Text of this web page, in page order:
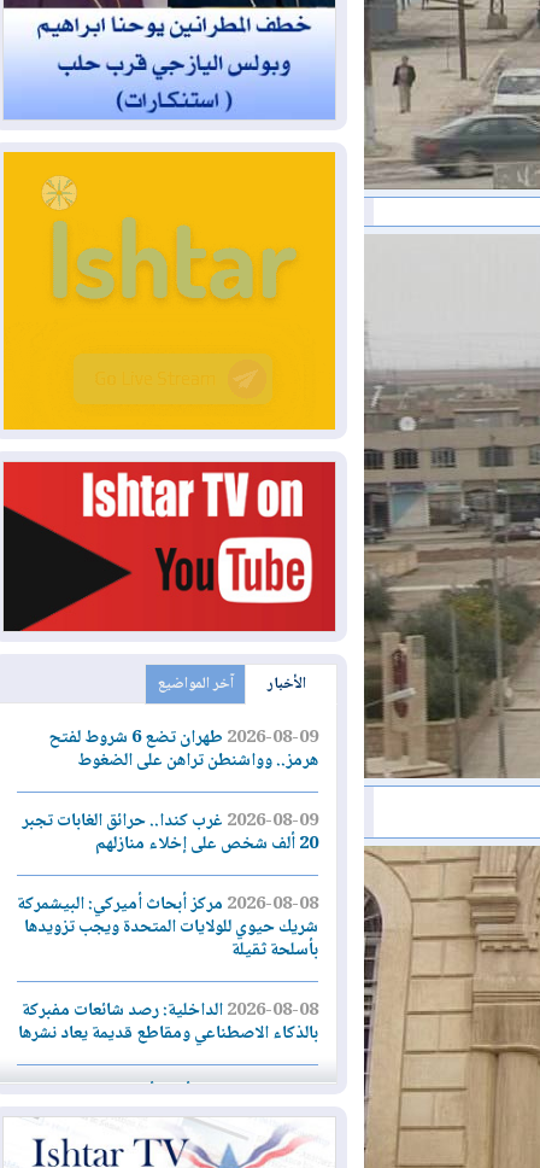
الأخبار آخر المواضيع
2026-08-09 طهران تضع 6 شروط لفتح
هرمز.. وواشنطن تراهن على الضغوط
2026-08-09غرب كندا.. حرائق الغابات تجبر
2026-08-08مركز أبحاث أميركي: البيشمركة
شريك حيوي للولايات المتحدة ويجب تزويدها
بأسلحة ثقيلة
2026-08-08الداخلية: رصد شائعات مفبركة
بالذكاء الاصطناعي ومقاطع قديمة يعاد نشرها
2026-08-08دعم أمني أمريكي بمليار دولار
لإدارة رئيس كولومبيا الجديد